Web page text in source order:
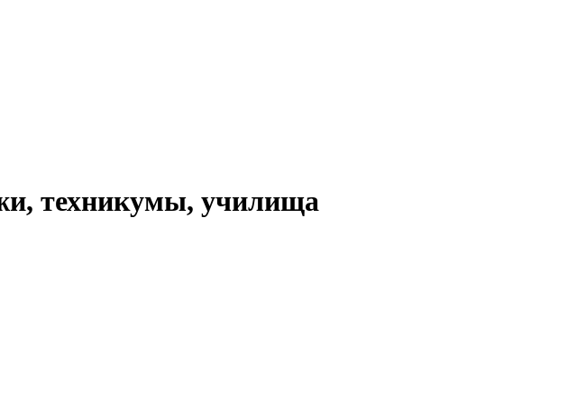
техникумы, училища